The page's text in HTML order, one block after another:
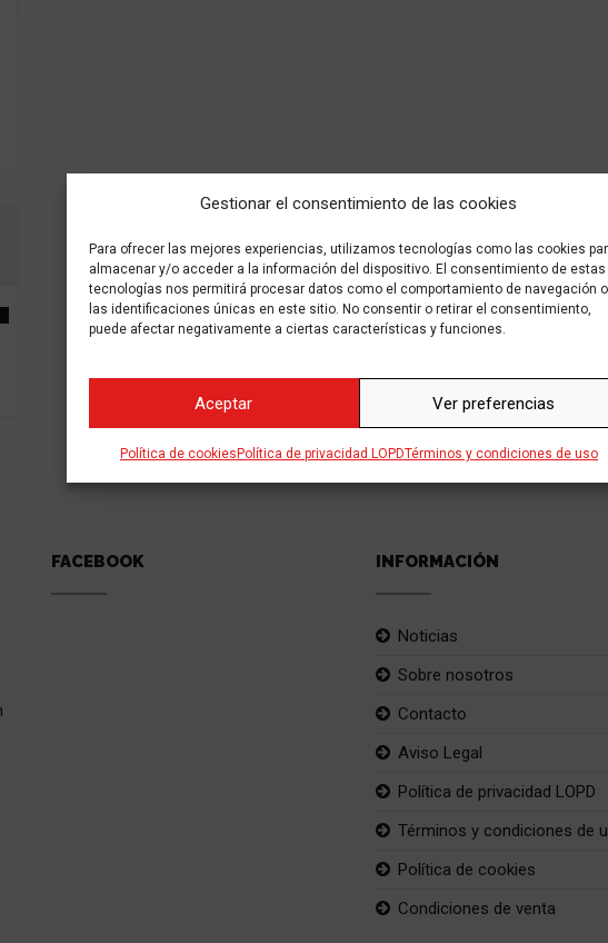
Gestionar el consentimiento de las cookies
Para ofrecer las mejores experiencias, utilizamos tecnologías como las cookies
almacenar y/o acceder a la información del dispositivo. El consentimiento de estas
tecnologías nos permitirá procesar datos como el comportamiento de navegación o
las identificaciones únicas en este sitio. No consentir o retirar el consentimiento,
puede afectar negativamente a ciertas características y funciones.
Aceptar Ver preferencias
Política de cookies Política de privacidad LOPDTérminos y condiciones de uso
FACEBOOK INFORMACIÓN
Noticias
Sobre nosotros
Contacto
Aviso Legal
Política de privacidad LOPD
Términos y condiciones de
Política de cookies
Condiciones de venta